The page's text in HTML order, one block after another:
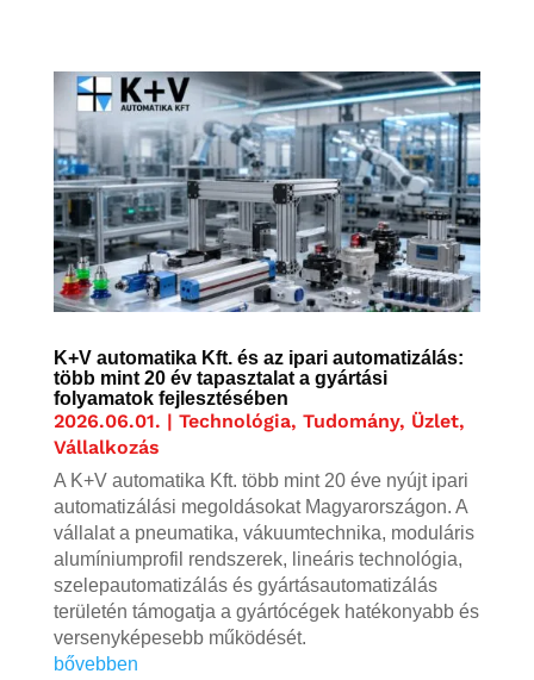
K+V automatika Kft. és az ipari automatizálás:
több mint 20 év tapasztalat a gyártási
folyamatok fejlesztésében
2026.06.01. | Technológia, Tudomány, Üzlet,
Vállalkozás
A K+V automatika Kft. több mint 20 éve nyújt ipari
automatizálási megoldásokat Magyarországon. A
vállalat a pneumatika, vákuumtechnika, moduláris
alumíniumprofil rendszerek, lineáris technológia,
szelepautomatizálás és gyártásautomatizálás
területén támogatja a gyártócégek hatékonyabb és
versenyképesebb működését.
bővebben